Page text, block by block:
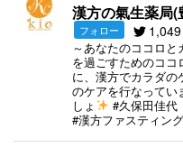
漢方の氣生薬局(
フォロー 1,049
～あなたのココロ
を過ごすためのココ
に、漢方でカラダの
のケアを行なってい
しょ
#久保田佳
#漢方ファスティ